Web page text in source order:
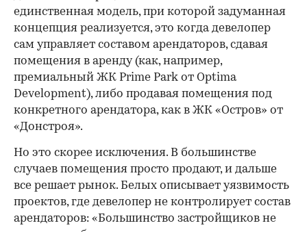
единственная модель, при которой задуманная
концепция реализуется, это когда девелопер
сам управляет составом арендаторов, сдавая
помещения в аренду (как, например,
премиальный ЖК Prime Park от Optima
Development), либо продавая помещения под
конкретного арендатора, как в ЖК «Остров» от
«Донстроя».
Но это скорее исключения. В большинстве
случаев помещения просто продают, и дальше
все решает рынок. Белых описывает уязвимость
проектов, где девелопер не контролирует состав
арендаторов: «Большинство застройщиков не